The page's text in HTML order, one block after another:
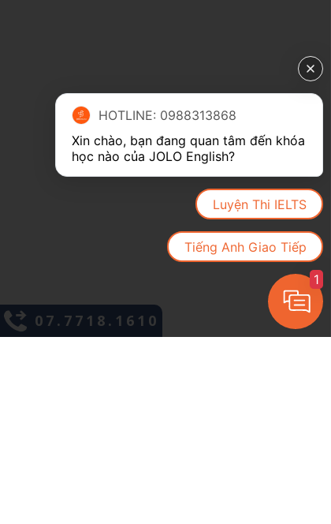
07.7718.1610
HOTLINE: 0988313868
Xin chào, bạn đang quan tâm đến khóa
Luyện Thi IELTS
Tiếng Anh Giao Tiếp
1